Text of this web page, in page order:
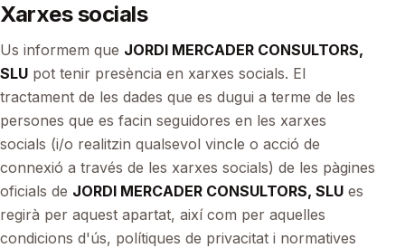
Xarxes socials
Us informem que JORDI MERCADER CONSULTORS,
SLU pot tenir presència en xarxes socials. El
tractament de les dades que es dugui a terme de les
persones que es facin seguidores en les xarxes
socials (i/o realitzin qualsevol vincle o acció de
connexió a través de les xarxes socials) de les pàgines
oficials de JORDI MERCADER CONSULTORS, SLU es
regirà per aquest apartat, així com per aquelles
condicions d'ús, polítiques de privacitat i normatives